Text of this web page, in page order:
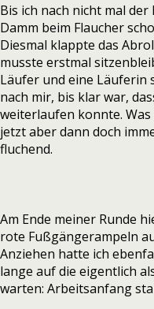
Bis ich nach nicht mal
Damm beim Flaucher
Diesmal klappte das
musste erstmal
Läufer und eine Läuferin
nach mir, bis klar war,
weiterlaufen konnte.
jetzt aber dann doch
fluchend.
Am Ende meiner Runde
rote Fußgängerampeln
Anziehen hatte ich
lange auf die eigentlich
warten: Arbeitsanfang